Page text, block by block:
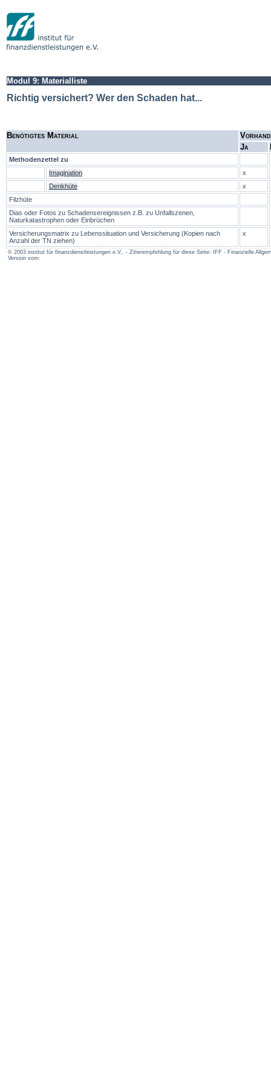
Modul 9: Materialliste
Richtig versichert? Wer den Schaden hat...
Benötigtes Material
Ja
Methodenzettel zu
Imagination
x
Denkhüte
x
Filzhüte
Dias oder Fotos zu Schadensereignissen z.B. zu Unfallszenen,
Naturkatastrophen oder Einbrüchen
Versicherungsmatrix zu Lebenssituation und Versicherung (Kopien nach
Anzahl der TN ziehen)
x
© 2003 institut für finanzdienstleistungen e.V.. - Zitierempfehlung für diese Seite: IFF - Finanzielle
Version vom: